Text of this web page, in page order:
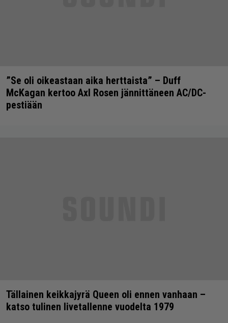
”Se oli oikeastaan aika herttaista” – Duff
McKagan kertoo Axl Rosen jännittäneen AC/DC-
pestiään
Tällainen keikkajyrä Queen oli ennen vanhaan –
katso tulinen livetallenne vuodelta 1979